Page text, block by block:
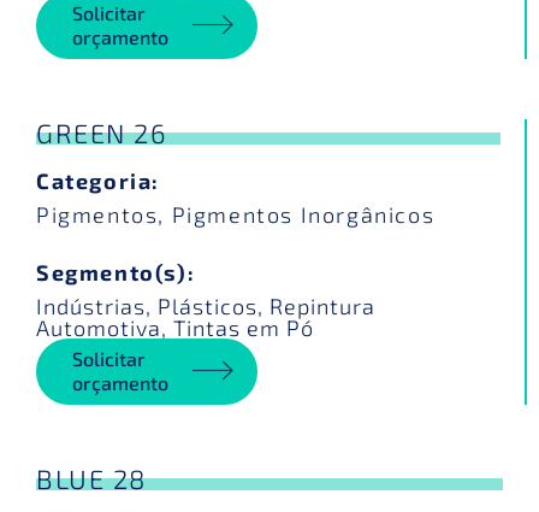
Solicitar
orçamento
GREEN 26
Categoria:
Pigmentos, Pigmentos Inorgânicos
Segmento(s):
Indústrias, Plásticos, Repintura
Automotiva, Tintas em Pó
Solicitar
orçamento
BLUE 28